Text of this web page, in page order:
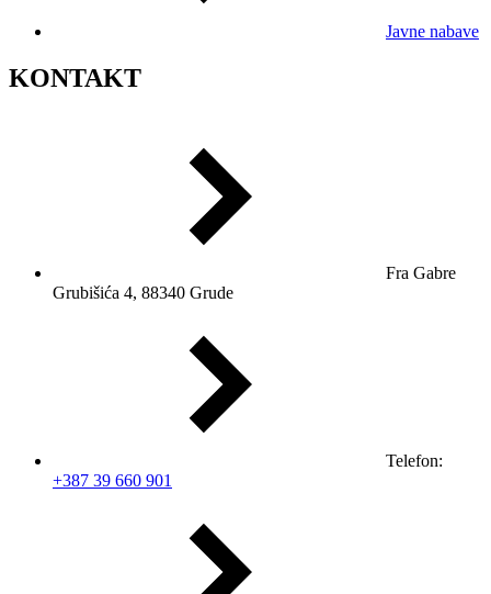
Javne nabave
KONTAKT
Fra Gabre
Grubišića 4, 88340 Grude
Telefon:
+387 39 660 901